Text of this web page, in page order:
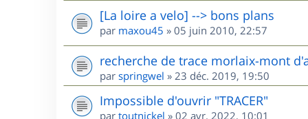
[La loire a velo] --> bons plans
par maxou45 » 05 juin 2010, 22:57
recherche de trace morlaix-mont
par springwel » 23 déc. 2019, 19:50
Impossible d'ouvrir "TRACER"
par toutnickel » 02 avr. 2022, 10:01